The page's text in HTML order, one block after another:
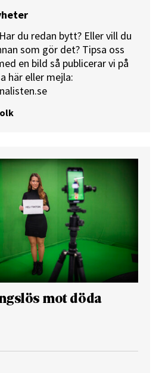
du redan bytt? Eller vill du
som gör det? Tipsa oss
en bild så publicerar vi på
här eller mejla:
mot döda